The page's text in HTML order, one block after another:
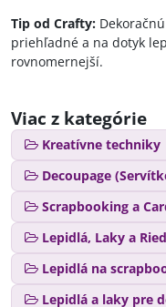
Tip od Crafty:
priehľadné a na dotyk
rovnomernejší.
Viac z kategórie
Kreatívne techniky
Decoupage
Scrapbooking a
Lepidlá, Laky a
Lepidlá na
Lepidlá a laky pre